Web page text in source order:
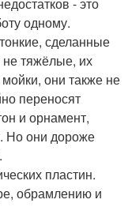
одному.
сделанные
не тяжёлые, их
они также не
переносят
и орнамент,
Но они дороже
пластин.
обрамлению и